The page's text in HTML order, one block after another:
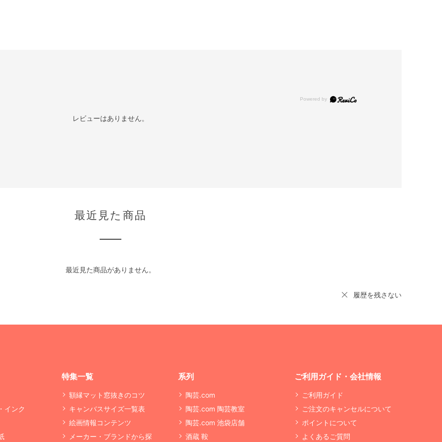
レビューはありません。
最近見た商品
最近見た商品がありません。
履歴を残さない
インク
特集一覧
額縁マット窓抜きのコツ
キャンバスサイズ一覧表
絵画情報コンテンツ
メーカー・ブランドから探
系列
陶芸.com
陶芸.com 陶芸教室
陶芸.com 池袋店舗
酒蔵 鞍
ご利用ガイド・会社情報
ご利用ガイド
ご注文のキャンセルについて
ポイントについて
よくあるご質問